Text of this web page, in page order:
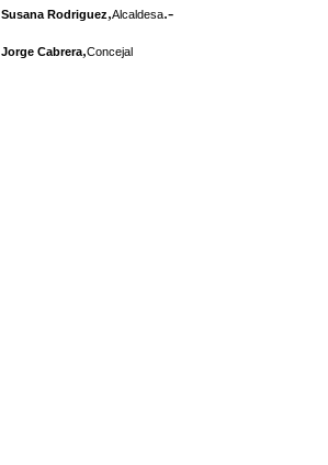
Susana Rodriguez,Alcaldesa.-
Jorge Cabrera,Concejal